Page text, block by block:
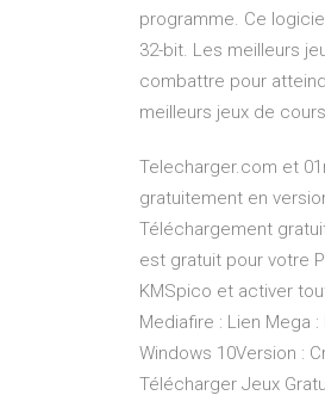
programme. Ce
32-bit. Les meilleurs
combattre pour
meilleurs jeux de
Telecharger.com et
gratuitement en
Téléchargement
est gratuit pour votre
KMSpico et activer
Mediafire : Lien Mega
Windows 10Version :
Télécharger Jeux